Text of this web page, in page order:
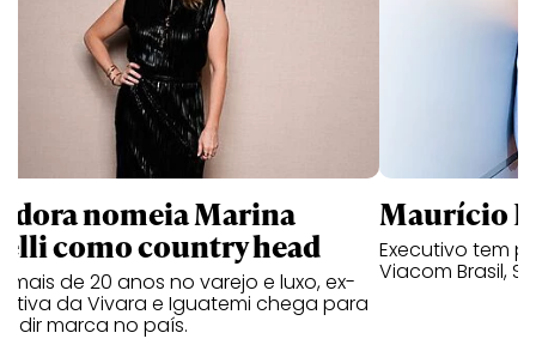
nomeia Marina
como country head
mais de 20 anos no varejo e luxo, ex-
da Vivara e Iguatemi chega para
marca no país.
Maurício
Executivo tem
Viacom Brasil,